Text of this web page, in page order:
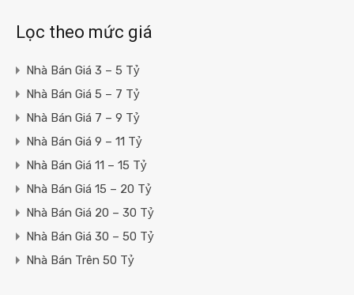
Lọc theo mức giá
Nhà Bán Giá 3 – 5 Tỷ
Nhà Bán Giá 5 – 7 Tỷ
Nhà Bán Giá 7 – 9 Tỷ
Nhà Bán Giá 9 – 11 Tỷ
Nhà Bán Giá 11 – 15 Tỷ
Nhà Bán Giá 15 – 20 Tỷ
Nhà Bán Giá 20 – 30 Tỷ
Nhà Bán Giá 30 – 50 Tỷ
Nhà Bán Trên 50 Tỷ